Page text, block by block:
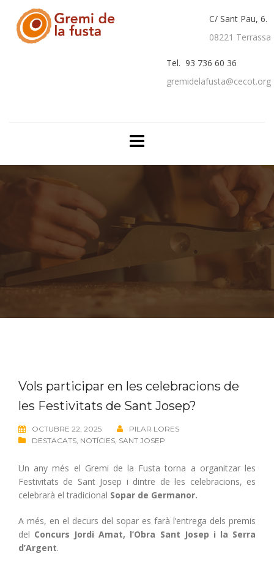
C/ Sant Pau, 6.
08221 Terrassa
Tel. 93 736 60 36
gremidelafusta@cecot.org
Vols participar en les celebracions de
les Festivitats de Sant Josep?
OCTUBRE 22, 2025
PILAR LORES
DESTACATS, NOTÍCIES, SANT JOSEP
Un any més el Gremi de la Fusta torna a organitzar les
Festivitats de Sant Josep i dintre de les celebracions, es
celebrarà el tradicional Sopar de Germanor.
A més, en el decurs del sopar es farà l’entrega dels premis
del Concurs Jordi Amat, l’Obra Sant Josep i la Serra
d’Argent.